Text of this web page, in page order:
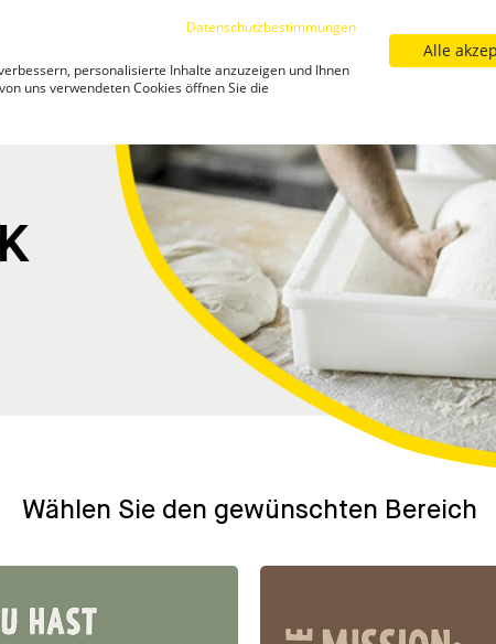
Sortiment Filialfinder Neuigkeiten
Wählen Sie den gewünschten Bereich
Datenschutzbestimmungen
personalisierte Inhalte anzuzeigen und Ihnen
uns verwendeten Cookies öffnen Sie die
Alle